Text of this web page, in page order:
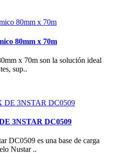
80mm x 70m
x 70m son la solución ideal
sup..
3NSTAR DC0509
DC0509 es una base de carga
Nustar ..